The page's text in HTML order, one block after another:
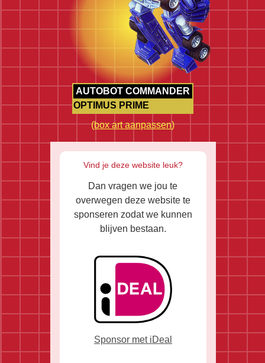
AUTOBOT COMMANDER
OPTIMUS PRIME
(box art aanpassen)
Vind je deze website leuk?
Dan vragen we jou te
overwegen deze website te
sponseren zodat we kunnen
blijven bestaan.
Sponsor met iDeal